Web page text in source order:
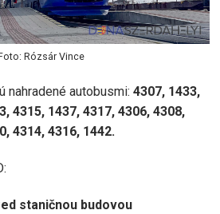
Rózsár Vince
nahradené autobusmi: 4307, 1433,
4315, 1437, 4317, 4306, 4308,
4314, 4316, 1442.
staničnou budovou